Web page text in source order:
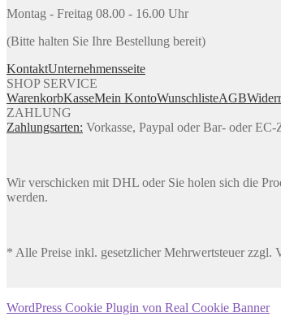
Montag - Freitag 08.00 - 16.00 Uhr
(Bitte halten Sie Ihre Bestellung bereit)
KontaktUnternehmensseite
SHOP SERVICE
WarenkorbKasseMein KontoWunschlisteAGB
ZAHLUNG
Zahlungsarten: Vorkasse, Paypal oder Bar- oder
Wir verschicken mit DHL oder Sie holen sich die
werden.
* Alle Preise inkl. gesetzlicher Mehrwertsteuer zzgl.
WordPress Cookie Plugin von Real Cookie Banner